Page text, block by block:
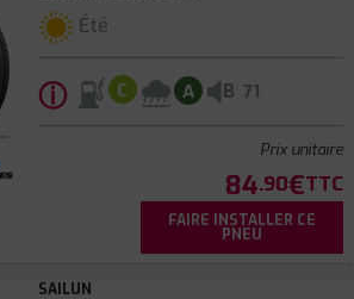
Été
ⓘ C A B 71
Prix unitaire
84.90€TTC
FAIRE INSTALLER CE
PNEU
SAILUN